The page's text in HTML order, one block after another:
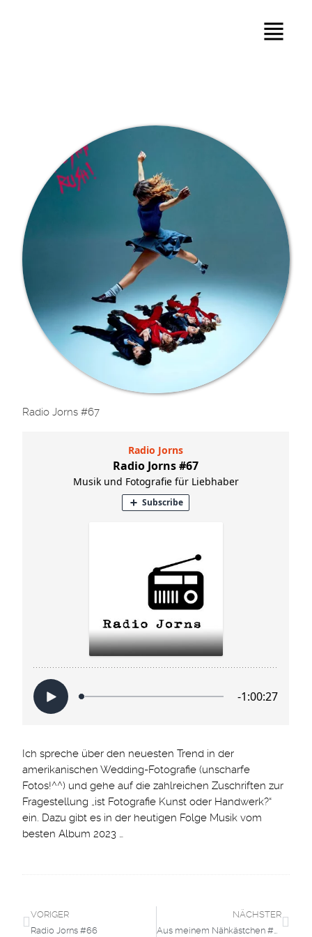
Radio Jorns #67
Ich spreche über den neuesten Trend in der
amerikanischen Wedding-Fotografie (unscharfe
Fotos!^^) und gehe auf die zahlreichen Zuschriften zur
Fragestellung „ist Fotografie Kunst oder Handwerk?“
ein. Dazu gibt es in der heutigen Folge Musik vom
besten Album 2023 …
VORIGER
Radio Jorns #66
NÄCHSTER
Aus meinem Nähkästchen #03